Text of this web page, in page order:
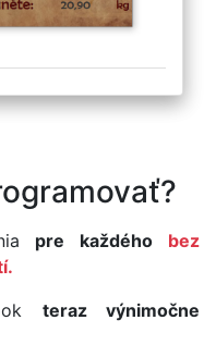
pre každého
bez
teraz výnimočne